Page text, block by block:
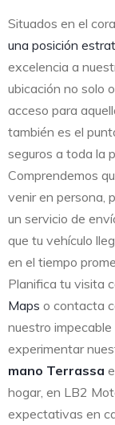
Situados en el
una posición
excelencia a
ubicación no solo
acceso para
también es el
seguros a toda la
Comprendemos
venir en persona,
un servicio de
que tu vehículo
en el tiempo
Planifica tu visita
Maps o contacta
nuestro
experimentar
mano Terrassa
hogar, en LB2
expectativas en